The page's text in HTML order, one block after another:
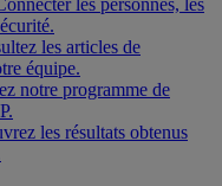
les articles de
équipe.
notre programme de
les résultats obtenus